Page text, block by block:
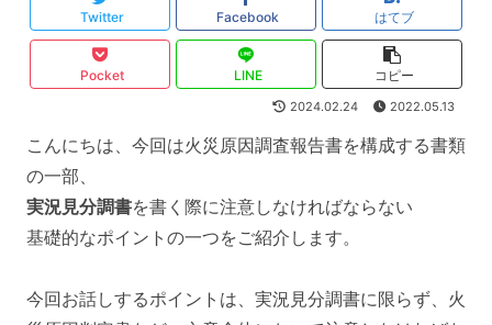
Twitter Facebook はてブ
Pocket LINE コピー
2024.02.24 2022.05.13
こんにちは、今回は火災原因調査報告書を構成する書類
の一部、
実況見分調書を書く際に注意しなければならない
基礎的なポイントの一つをご紹介します。
今回お話しするポイントは、実況見分調書に限らず、火